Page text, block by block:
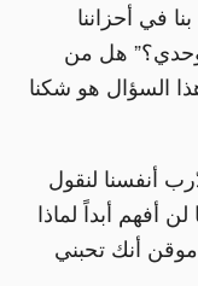
في أحزاننا
وحدي؟” هل من
السؤال هو شكنا
أنفسنا لنقول
أفهم أبداً لماذا
أنك تحبني